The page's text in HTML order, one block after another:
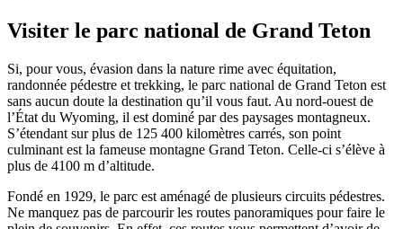
Visiter le parc national de Grand Teton
Si, pour vous, évasion dans la nature rime avec équitation,
randonnée pédestre et trekking, le parc national de Grand Teton est
sans aucun doute la destination qu’il vous faut. Au nord-ouest de
l’État du Wyoming, il est dominé par des paysages montagneux.
S’étendant sur plus de 125 400 kilomètres carrés, son point
culminant est la fameuse montagne Grand Teton. Celle-ci s’élève à
plus de 4100 m d’altitude.
Fondé en 1929, le parc est aménagé de plusieurs circuits pédestres.
Ne manquez pas de parcourir les routes panoramiques pour faire le